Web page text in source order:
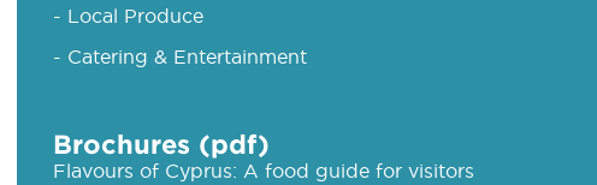
- Local Produce
- Catering & Entertainment
Brochures (pdf)
Flavours of Cyprus: A food guide for visitors